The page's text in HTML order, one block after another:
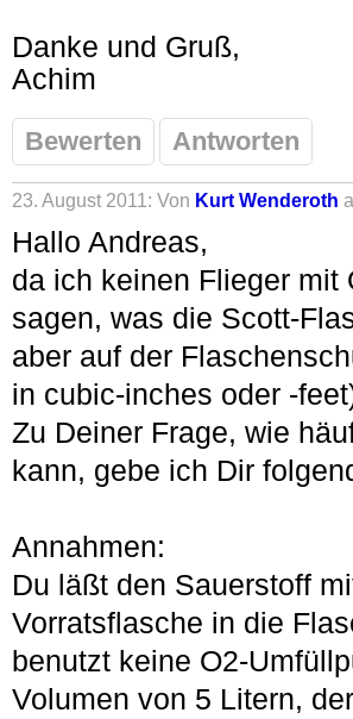
Danke und Gruß,
Achim
Bewerten Antworten
23. August 2011: Von Kurt Wenderoth
Hallo Andreas,
da ich keinen Flieger mit
sagen, was die Scott-
aber auf der
in cubic-inches oder -
Zu Deiner Frage, wie
kann, gebe ich Dir
Annahmen:
Du läßt den Sauerstoff
Vorratsflasche in die
benutzt keine O2-
Volumen von 5 Litern,